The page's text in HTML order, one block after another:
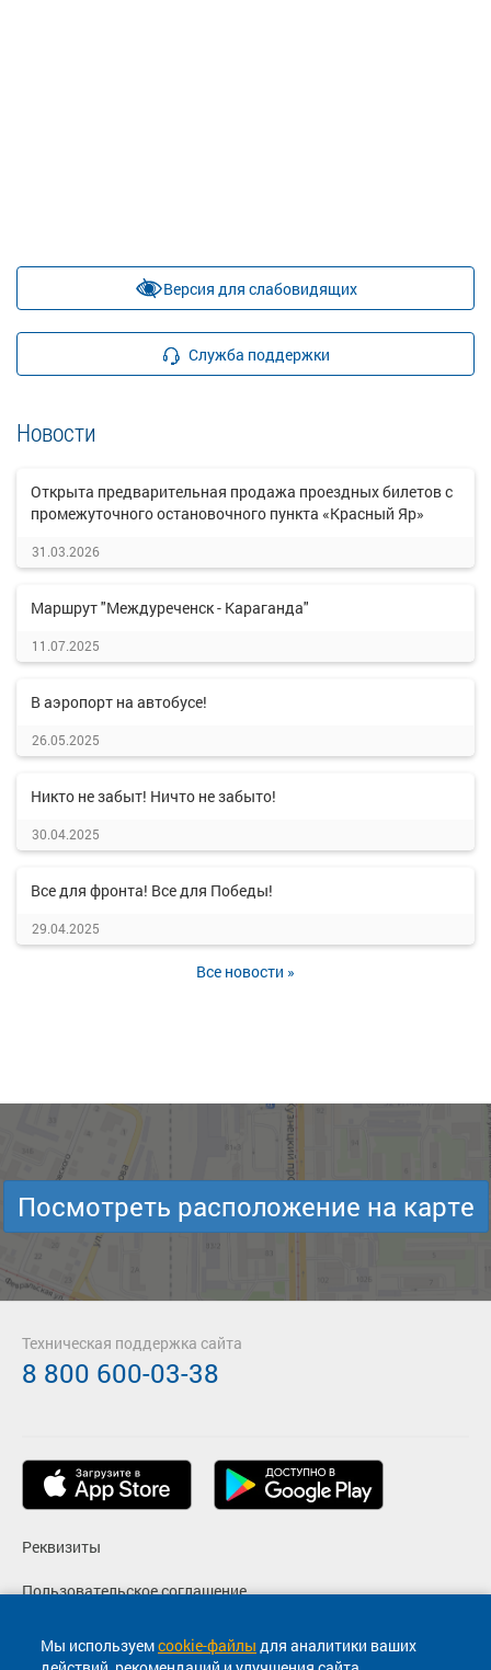
Версия для слабовидящих
Служба поддержки
Новости
Открыта предварительная продажа проездных билетов с
промежуточного остановочного пункта «Красный Яр»
31.03.2026
Маршрут "Междуреченск - Караганда"
11.07.2025
В аэропорт на автобусе!
26.05.2025
Никто не забыт! Ничто не забыто!
30.04.2025
Все для фронта! Все для Победы!
29.04.2025
Все новости »
Мы используемcookie-файлы для аналитики ваших
Посмотреть расположение на карте
Реквизиты
Пользовательское соглашение
Политика конфиденциальности
Техническая поддержка сайта
8 800 600-03-38